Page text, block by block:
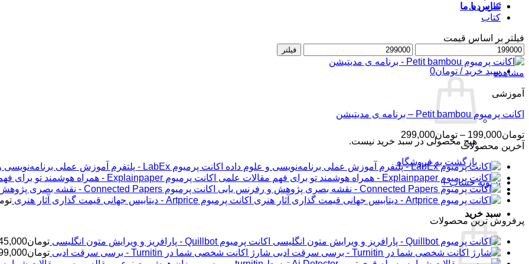
تماس با ما
ورود / عضویت
سبد خرید / تومان0
هیچ محصولی در سبد خرید نیست.
بازگشت به فروشگاه
تسویه حساب +
سبد خرید
کاربردی
کتاب
فیلتر بر اساس قیمت
حداقل
قیمت
حداکثر
قیمت
فیلتر
مشاهده
آموزشی
اکانت پرمیوم Petit bambou – برنامه ی مدیتیشن
تومان199,000
– تومان299,000
قیمت:
تا
تومان299,000
آخرین محصولات
اکانت پرمیوم LabEx - پلتفرم آموزش عملی برنامه‌نویسی و علوم داده
اکانت پرمیوم Explainpaper - همراه هوشمند تو برای فهم مقالات علمی
اکانت پرمیوم Connected Papers - نقشه بصری پژوهش و رفرنس یابی
اکانت پرمیوم Artprice - دیتابیس جهانی قیمت ‌گذاری آثار هنری
پرفروش ترین محصولات
اکانت پرمیوم Quillbot - پارافریز و ویرایش متون انگلیسی تومان
شارژ اکانت شخصی شما در Turnitin - برسی سرقت ادبی تومان